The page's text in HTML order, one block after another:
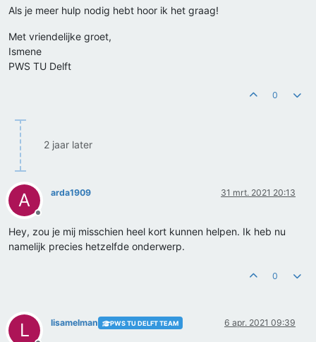
Als je meer hulp nodig hebt hoor ik het graag!
Met vriendelijke groet,
Ismene
PWS TU Delft
0
2 jaar later
A
Offline
arda1909 31 mrt. 2021 20:13
Hey, zou je mij misschien heel kort kunnen helpen. Ik heb nu
namelijk precies hetzelfde onderwerp.
0
L lisamelman PWS TU DELFT TEAM 6 apr. 2021 09:39